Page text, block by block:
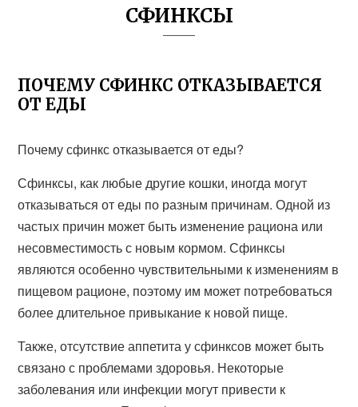
СФИНКСЫ
ПОЧЕМУ СФИНКС ОТКАЗЫВАЕТСЯ
ОТ ЕДЫ
Почему сфинкс отказывается от еды?
Сфинксы, как любые другие кошки, иногда могут
отказываться от еды по разным причинам. Одной из
частых причин может быть изменение рациона или
несовместимость с новым кормом. Сфинксы
являются особенно чувствительными к изменениям в
пищевом рационе, поэтому им может потребоваться
более длительное привыкание к новой пище.
Также, отсутствие аппетита у сфинксов может быть
связано с проблемами здоровья. Некоторые
заболевания или инфекции могут привести к